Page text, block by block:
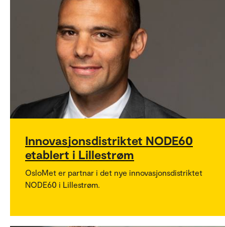
Innovasjonsdistriktet NODE60
etablert i Lillestrøm
OsloMet er partnar i det nye innovasjonsdistriktet
NODE60 i Lillestrøm.